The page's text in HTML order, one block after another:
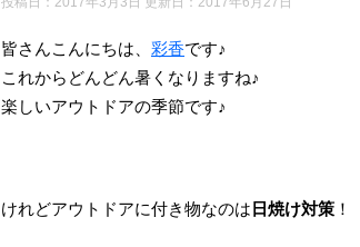
皆さんこんにちは、 彩香です♪
これからどんどん暑くなりますね♪
楽しいアウトドアの季節です♪
けれどアウトドアに付き物なのは 日焼け対策 ！